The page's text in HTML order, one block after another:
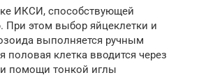
ИКСИ, способствующей
При этом выбор яйцеклетки и
выполняется ручным
половая клетка вводится через
помощи тонкой иглы